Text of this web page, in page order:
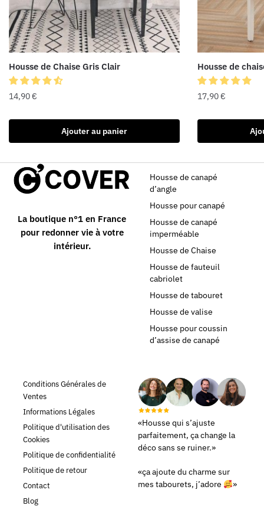
Housse de Chaise Gris Clair
14,90€
Ajouter au panier
Housse de
17,90€
La boutique n°1 en France
pour redonner vie à votre
intérieur.
Housse de canapé
d’angle
Housse pour canapé
Housse de canapé
imperméable
Housse de Chaise
Housse de fauteuil
cabriolet
Housse de tabouret
Housse de valise
Housse pour coussin
d’assise de canapé
Conditions Générales de
Ventes
Informations Légales
Politique d'utilisation des
Cookies
Politique de confidentialité
Politique de retour
Contact
Blog
«Housse qui s’ajuste
parfaitement, ça change la
déco sans se ruiner.»
«ça ajoute du charme sur
mes tabourets, j’adore
»